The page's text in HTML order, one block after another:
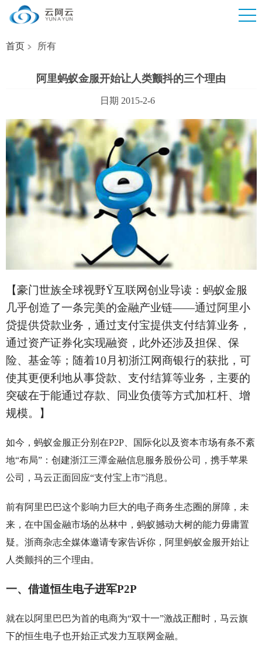
首页 所有
阿里蚂蚁金服开始让人类颤抖的三个理由
日期 2015-2-6
【豪门世族全球视野Ÿ互联网创业导读：蚂蚁金服
几乎创造了一条完美的金融产业链——通过阿里小
贷提供贷款业务，通过支付宝提供支付结算业务，
通过资产证券化实现融资，此外还涉及担保、保
险、基金等；随着10月初浙江网商银行的获批，可
使其更便利地从事贷款、支付结算等业务，主要的
突破在于能通过存款、同业负债等方式加杠杆、增
规模。】
如今，蚂蚁金服正分别在P2P、国际化以及资本市场有条不紊
地“布局”：创建浙江三潭金融信息服务股份公司，携手苹果
公司，马云正面回应“支付宝上市”消息。
前有阿里巴巴这个影响力巨大的电子商务生态圈的屏障，未
来，在中国金融市场的丛林中，蚂蚁撼动大树的能力毋庸置
疑。浙商杂志全媒体邀请专家告诉你，阿里蚂蚁金服开始让
人类颤抖的三个理由。
一、借道恒生电子进军P2P
就在以阿里巴巴为首的电商为“双十一”激战正酣时，马云旗
下的恒生电子也开始正式发力互联网金融。